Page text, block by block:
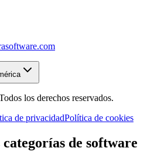
los derechos reservados.
de privacidadPolítica de cookies
de software